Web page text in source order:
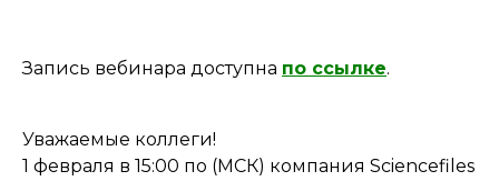
Запись вебинара доступна по ссылке.
Уважаемые коллеги!
1 февраля в 15:00 по (МСК) компания Sciencefiles